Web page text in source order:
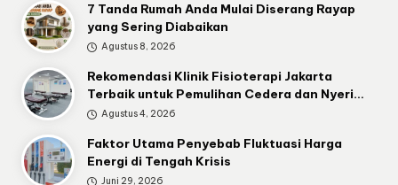
7 Tanda Rumah Anda Mulai Diserang Rayap
yang Sering Diabaikan
Agustus 8, 2026
Rekomendasi Klinik Fisioterapi Jakarta
Terbaik untuk Pemulihan Cedera dan Nyeri…
Agustus 4, 2026
Faktor Utama Penyebab Fluktuasi Harga
Energi di Tengah Krisis
Juni 29, 2026